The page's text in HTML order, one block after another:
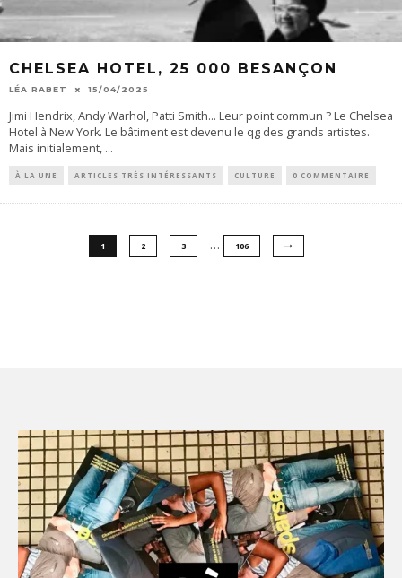
CHELSEA HOTEL, 25 000 BESANÇON
LÉA RABET 15/04/2025
Jimi Hendrix, Andy Warhol, Patti Smith… Leur point commun ? Le Chelsea
Hotel à New York. Le bâtiment est devenu le qg des grands artistes.
Mais initialement, ...
À LA UNE ARTICLES TRÈS INTÉRESSANTS CULTURE 0 COMMENTAIRE
1 2 3 … 106